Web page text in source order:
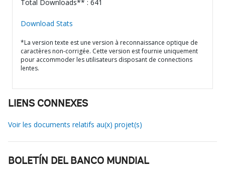
Total Downloads** : 641
Download Stats
*La version texte est une version à reconnaissance optique de
caractères non-corrigée. Cette version est fournie uniquement
pour accommoder les utilisateurs disposant de connections
lentes.
LIENS CONNEXES
Voir les documents relatifs au(x) projet(s)
BOLETÍN DEL BANCO MUNDIAL